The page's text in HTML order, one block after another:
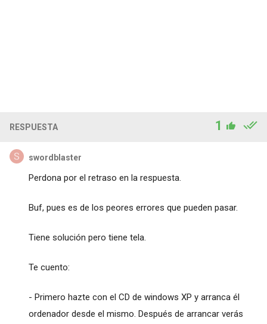
RESPUESTA 1
swordblaster
Perdona por el retraso en la respuesta.
Buf, pues es de los peores errores que pueden pasar.
Tiene solución pero tiene tela.
Te cuento:
- Primero hazte con el CD de windows XP y arranca él
ordenador desde el mismo. Después de arrancar verás